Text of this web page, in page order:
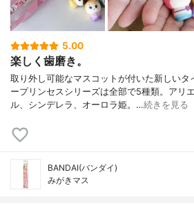
5.00
楽しく歯磨き。
取り外し可能なマスコットが付いた新しいタ
ープリンセスシリーズは全部で5種類。 アリ
ル、シンデレラ、オーロラ姫。 …続きを見る
BANDAI(バンダイ)
みがきマス